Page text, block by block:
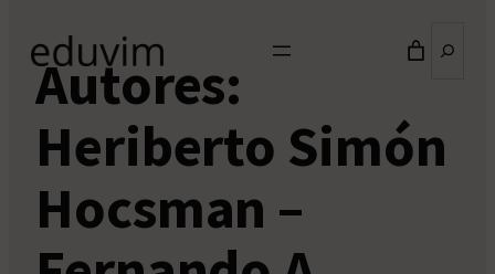
Autores:
Heriberto Simón
Hocsman –